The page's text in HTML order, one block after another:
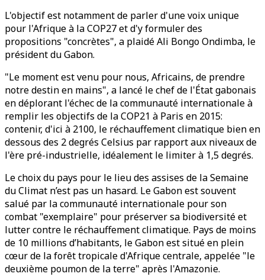
L'objectif est notamment de parler d'une voix unique
pour l'Afrique à la COP27 et d'y formuler des
propositions "concrètes", a plaidé Ali Bongo Ondimba, le
président du Gabon.
"Le moment est venu pour nous, Africains, de prendre
notre destin en mains", a lancé le chef de l'État gabonais
en déplorant l'échec de la communauté internationale à
remplir les objectifs de la COP21 à Paris en 2015:
contenir, d'ici à 2100, le réchauffement climatique bien en
dessous des 2 degrés Celsius par rapport aux niveaux de
l'ère pré-industrielle, idéalement le limiter à 1,5 degrés.
Le choix du pays pour le lieu des assises de la Semaine
du Climat n’est pas un hasard. Le Gabon est souvent
salué par la communauté internationale pour son
combat "exemplaire" pour préserver sa biodiversité et
lutter contre le réchauffement climatique. Pays de moins
de 10 millions d’habitants, le Gabon est situé en plein
cœur de la forêt tropicale d'Afrique centrale, appelée "le
deuxième poumon de la terre" après l'Amazonie.